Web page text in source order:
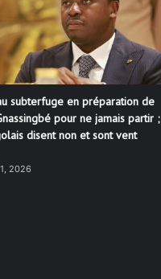
subterfuge en préparation de
pour ne jamais partir ;
disent non et sont vent
2026